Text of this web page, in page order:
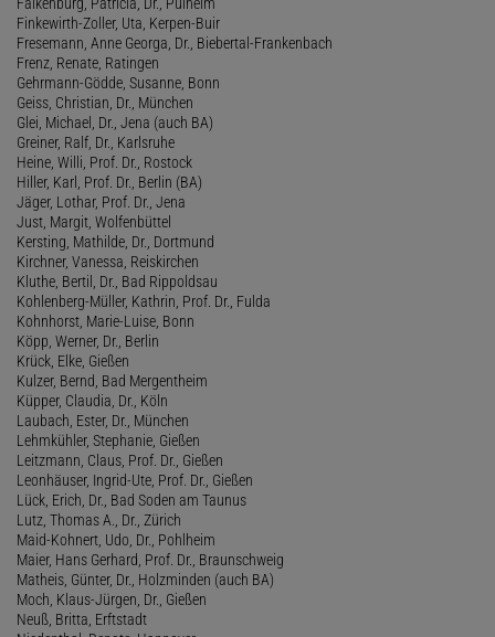
Finkewirth-Zoller, Uta, Kerpen-Buir
Fresemann, Anne Georga, Dr., Biebertal-Frankenbach
Frenz, Renate, Ratingen
Gehrmann-Gödde, Susanne, Bonn
Geiss, Christian, Dr., München
Glei, Michael, Dr., Jena (auch BA)
Greiner, Ralf, Dr., Karlsruhe
Heine, Willi, Prof. Dr., Rostock
Hiller, Karl, Prof. Dr., Berlin (BA)
Jäger, Lothar, Prof. Dr., Jena
Just, Margit, Wolfenbüttel
Kersting, Mathilde, Dr., Dortmund
Kirchner, Vanessa, Reiskirchen
Kluthe, Bertil, Dr., Bad Rippoldsau
Kohlenberg-Müller, Kathrin, Prof. Dr., Fulda
Kohnhorst, Marie-Luise, Bonn
Köpp, Werner, Dr., Berlin
Krück, Elke, Gießen
Kulzer, Bernd, Bad Mergentheim
Küpper, Claudia, Dr., Köln
Laubach, Ester, Dr., München
Lehmkühler, Stephanie, Gießen
Leitzmann, Claus, Prof. Dr., Gießen
Leonhäuser, Ingrid-Ute, Prof. Dr., Gießen
Lück, Erich, Dr., Bad Soden am Taunus
Lutz, Thomas A., Dr., Zürich
Maid-Kohnert, Udo, Dr., Pohlheim
Maier, Hans Gerhard, Prof. Dr., Braunschweig
Matheis, Günter, Dr., Holzminden (auch BA)
Moch, Klaus-Jürgen, Dr., Gießen
Neuß, Britta, Erftstadt